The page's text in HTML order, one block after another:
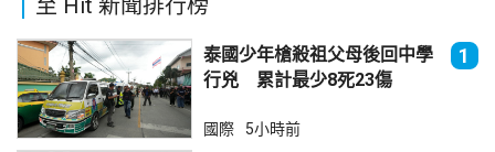
至 Hit 新聞排行榜
泰國少年槍殺祖父母後回中學
行兇 累計最少8死23傷
1
國際 5小時前